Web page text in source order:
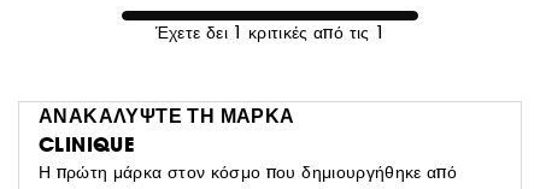
Έχετε δει 1 κριτικές από τις 1
ΑΝΑΚΑΛΥΨΤΕ ΤΗ ΜΑΡΚΑ
CLINIQUE
Η πρώτη μάρκα στον κόσμο που δημιουργήθηκε από